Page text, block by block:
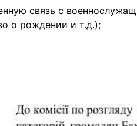
связь с
о рождении и т.д.);